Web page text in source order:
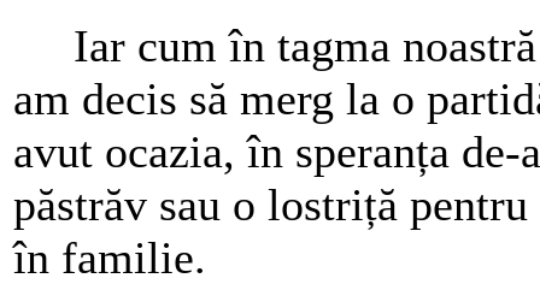
Iar cum în tagma noastră
am decis să merg la o
avut ocazia, în speranța
păstrăv sau o lostriță
în familie.